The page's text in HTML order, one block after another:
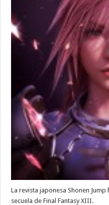
La revista japonesa Shonen
secuela de Final Fantasy XIII.